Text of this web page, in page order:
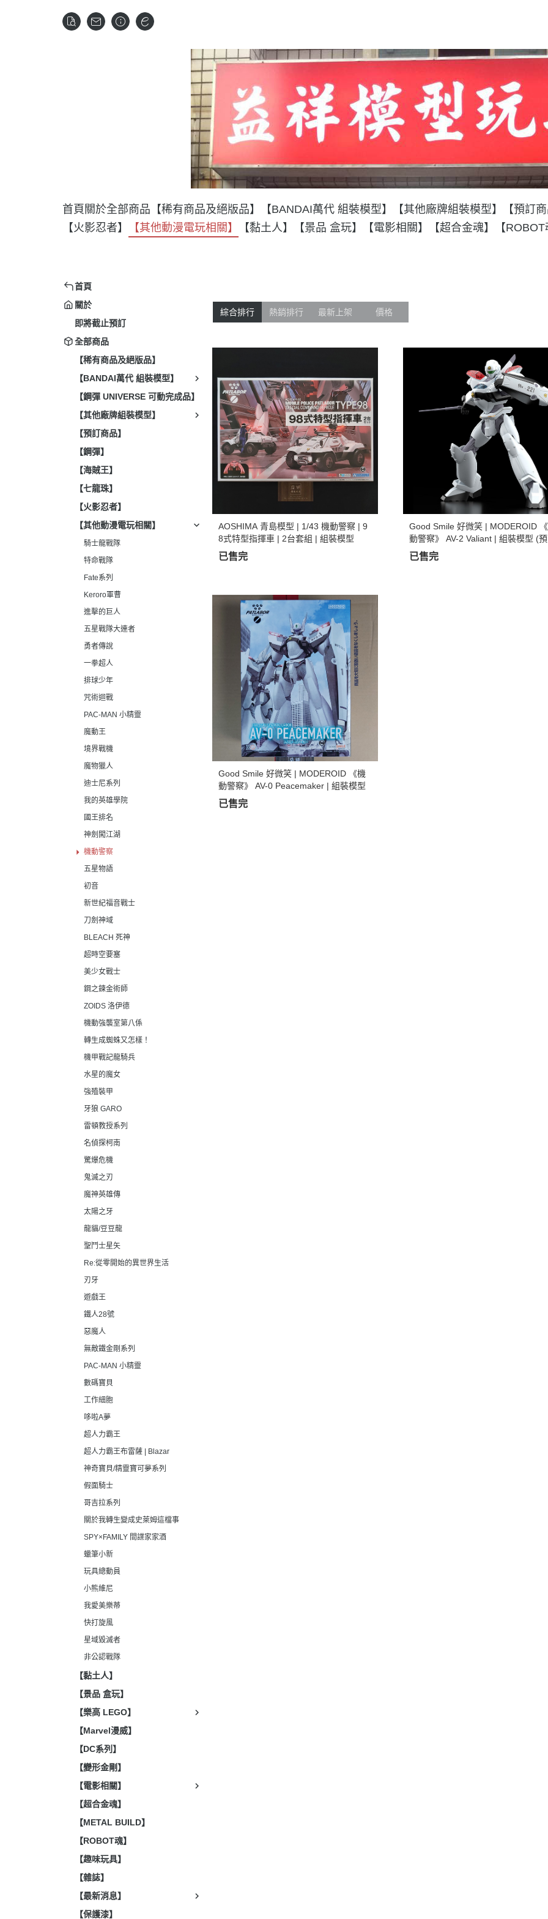
首頁 關於全部商品 【稀有商品及絕版品】 【BANDAI萬代 組裝模型】 【其他廠牌組裝模型】
【預訂
【火影忍者】
【其他動漫電玩相關】 【黏土人】 【景品 盒玩】 【電影相關】 【超合金魂】 【
首頁
關於
即將截止預訂
全部商品
【稀有商品及絕版品】
【BANDAI萬代 組裝模型】
【鋼彈 UNIVERSE 可動完成品】
【其他廠牌組裝模型】
【預訂商品】
【鋼彈】
【海賊王】
【七龍珠】
【火影忍者】
【其他動漫電玩相關】
騎士龍戰隊
特命戰隊
Fate系列
Keroro軍曹
進擊的巨人
五星戰隊大連者
勇者傳說
一拳超人
排球少年
咒術迴戰
PAC-MAN 小精靈
魔動王
境界戰機
魔物獵人
迪士尼系列
我的英雄學院
國王排名
神劍闖江湖
機動警察
五星物語
初音
新世紀福音戰士
刀劍神域
BLEACH 死神
超時空要塞
美少女戰士
鋼之鍊金術師
ZOIDS 洛伊德
機動強襲室第八係
轉生成蜘蛛又怎樣！
機甲戰記龍騎兵
水星的魔女
強殖裝甲
牙狼 GARO
雷頓教授系列
名偵探柯南
驚爆危機
鬼滅之刃
魔神英雄傳
太陽之牙
龍貓/豆豆龍
聖鬥士星矢
Re:從零開始的異世界生活
刃牙
遊戲王
鐵人28號
惡魔人
無敵鐵金剛系列
PAC-MAN 小精靈
數碼寶貝
工作細胞
哆啦A夢
超人力霸王
超人力霸王布雷薩 | Blazar
神奇寶貝/精靈寶可夢系列
假面騎士
哥吉拉系列
關於我轉生變成史萊姆這檔事
SPY×FAMILY 間諜家家酒
蠟筆小新
玩具總動員
小熊維尼
我愛美樂蒂
快打旋風
星域毀滅者
非公認戰隊
【黏土人】
【景品 盒玩】
【樂高 LEGO】
【Marvel漫威】
【DC系列】
【變形金剛】
【電影相關】
【超合金魂】
【METAL BUILD】
【ROBOT魂】
【趣味玩具】
【雜誌】
【最新消息】
【保護漆】
綜合排行 熱銷排行 最新上架 價格
AOSHIMA 青島模型 | 1/43 機動警察 | 9
8式特型指揮車 | 2台套組 | 組裝模型
已售完
Good Smile 好微笑 | MODEROID
動警察》 AV-2 Valiant | 組裝模型 (
022年8月)
已售完
Good Smile 好微笑 | MODEROID 《機
動警察》 AV-0 Peacemaker | 組裝模型
已售完